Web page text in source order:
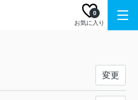
お気に入り
0
変更